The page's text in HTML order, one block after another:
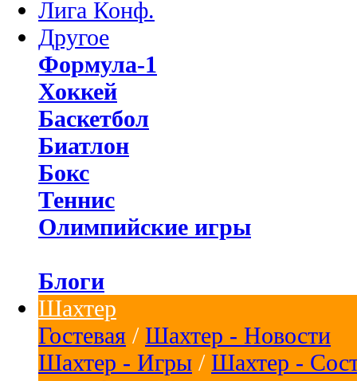
Лига Конф.
Другое
Формула-1
Хоккей
Баскетбол
Биатлон
Бокс
Теннис
Олимпийские игры
Блоги
Шахтер
Гостевая / Шахтер - Новости
Шахтер - Игры / Шахтер -